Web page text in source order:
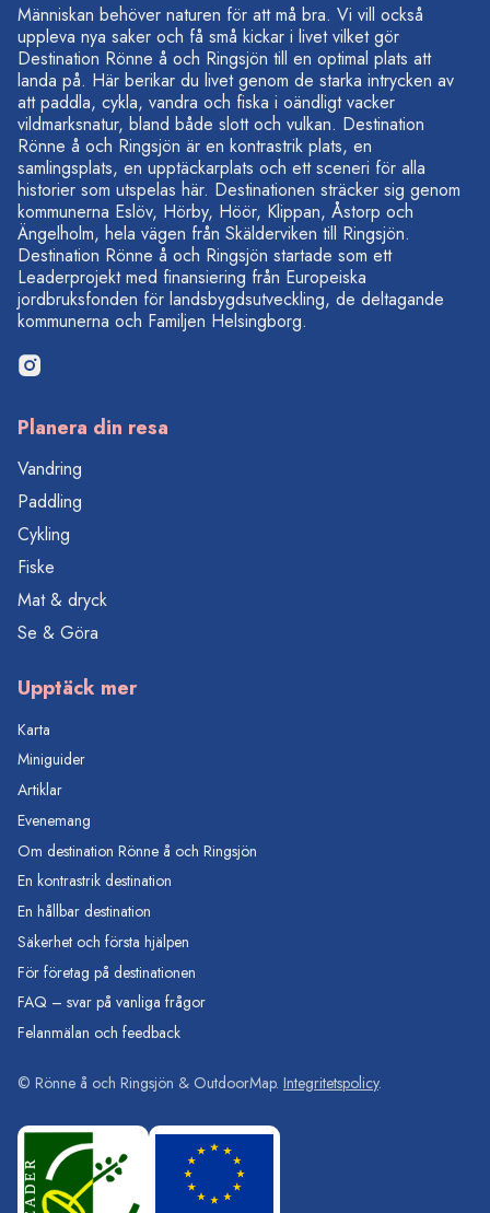
Människan behöver naturen för att må bra. Vi vill också
uppleva nya saker och få små kickar i livet vilket gör
Destination Rönne å och Ringsjön till en optimal plats att
landa på. Här berikar du livet genom de starka intrycken av
att paddla, cykla, vandra och fiska i oändligt vacker
vildmarksnatur, bland både slott och vulkan. Destination
Rönne å och Ringsjön är en kontrastrik plats, en
samlingsplats, en upptäckarplats och ett sceneri för alla
historier som utspelas här. Destinationen sträcker sig genom
kommunerna Eslöv, Hörby, Höör, Klippan, Åstorp och
Ängelholm, hela vägen från Skälderviken till Ringsjön.
Destination Rönne å och Ringsjön startade som ett
Leaderprojekt med finansiering från Europeiska
jordbruksfonden för landsbygdsutveckling, de deltagande
kommunerna och Familjen Helsingborg.
Planera din resa
Vandring
Paddling
Cykling
Fiske
Mat & dryck
Se & Göra
Upptäck mer
Karta
Miniguider
Artiklar
Evenemang
Om destination Rönne å och Ringsjön
En kontrastrik destination
En hållbar destination
Säkerhet och första hjälpen
För företag på destinationen
FAQ – svar på vanliga frågor
Felanmälan och feedback
© Rönne å och Ringsjön & OutdoorMap. Integritetspolicy.